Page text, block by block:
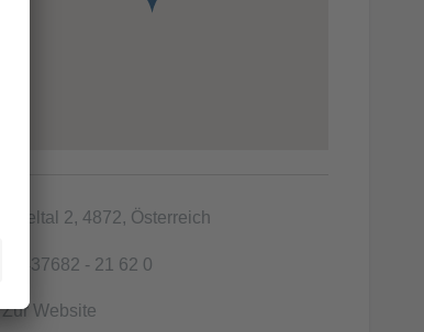
Satteltal 2, 4872, Österreich
00437682 - 21 62 0
Zur Website